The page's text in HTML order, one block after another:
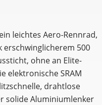
leichtes Aero-Rennrad,
erschwinglicherem 500
ohne an Elite-
elektronische SRAM
drahtlose
solide Aluminiumlenker